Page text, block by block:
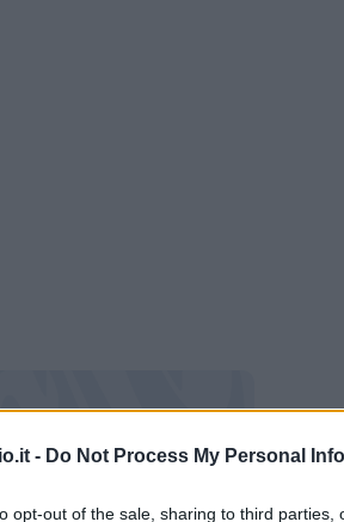
- Do Not Process My Personal
opt-out of the sale, sharing to third